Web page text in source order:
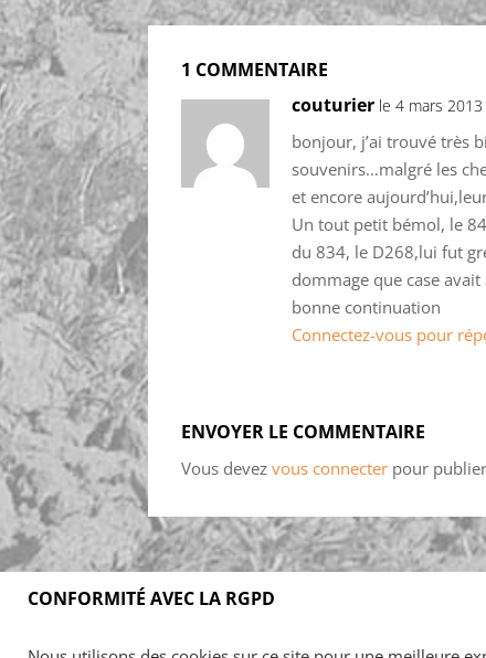
1 COMMENTAIRE
couturier le 4 mars
bonjour, j’ai trouvé très
souvenirs…malgré les
et encore
Un tout petit bémol, le
du 834, le D268,lui fut
dommage que case
bonne continuation
Connectez-vous pour
ENVOYER LE COMMENTAIRE
Vous devezvous connecter pour
Accueil Blog
CONFORMITÉ AVEC LA RGPD